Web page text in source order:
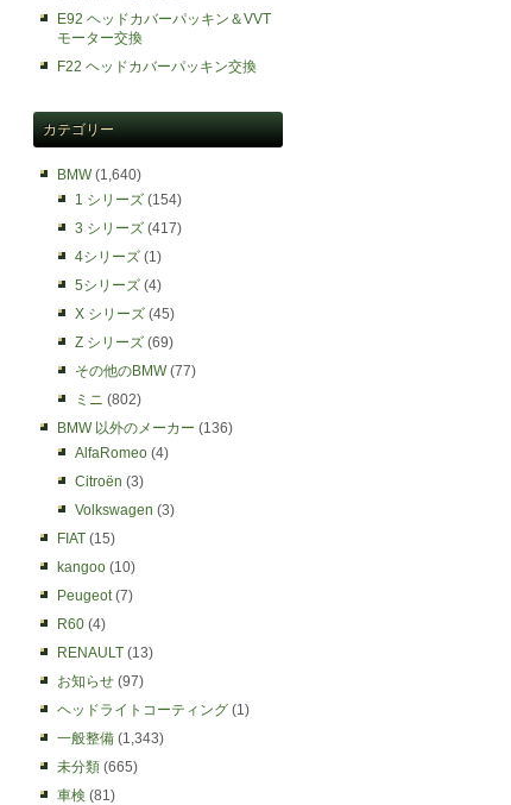
E92 ヘッドカバーパッキン＆VVT
モーター交換
F22 ヘッドカバーパッキン交換
カテゴリー
BMW(1,640)
1 シリーズ (154)
3 シリーズ (417)
4シリーズ (1)
5シリーズ (4)
X シリーズ (45)
Z シリーズ (69)
その他のBMW(77)
ミニ (802)
BMW 以外のメーカー (136)
AlfaRomeo (4)
Citroën (3)
Volkswagen (3)
FIAT (15)
kangoo (10)
Peugeot(7)
R60 (4)
RENAULT (13)
お知らせ (97)
ヘッドライトコーティング (1)
一般整備 (1,343)
未分類 (665)
車検 (81)